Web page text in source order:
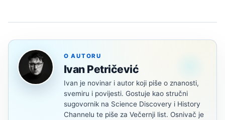
O AUTORU
Ivan Petričević
Ivan je novinar i autor koji piše o znanosti,
svemiru i povijesti. Gostuje kao stručni
sugovornik na Science Discovery i History
Channelu te piše za Večernji list. Osnivač je